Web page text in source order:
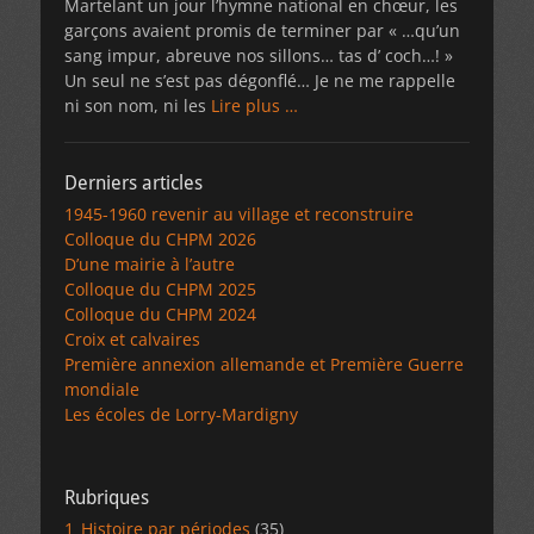
Martelant un jour l’hymne national en chœur, les
garçons avaient promis de terminer par « …qu’un
sang impur, abreuve nos sillons… tas d’ coch…! »
Un seul ne s’est pas dégonflé… Je ne me rappelle
ni son nom, ni les Lire plus …
Derniers articles
1945-1960 revenir au village et reconstruire
Colloque du CHPM 2026
D’une mairie à l’autre
Colloque du CHPM 2025
Colloque du CHPM 2024
Croix et calvaires
Première annexion allemande et Première Guerre
mondiale
Les écoles de Lorry-Mardigny
Rubriques
1_Histoire par périodes (35)